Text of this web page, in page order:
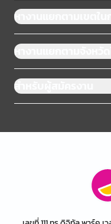
หางานแยกตามเขตใน
หางานแยกตามจังหวัด
สำหรับผู้สมัครงาน